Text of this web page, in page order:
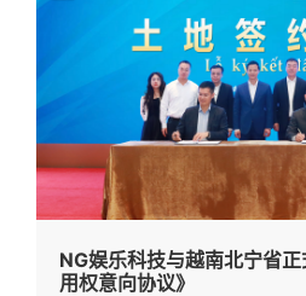
NG娱乐科技与越南北宁省
用权意向协议》